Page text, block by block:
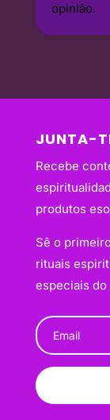
opinião.
JUNTA-
Recebe
produtos
Sê o
rituais
especiais do